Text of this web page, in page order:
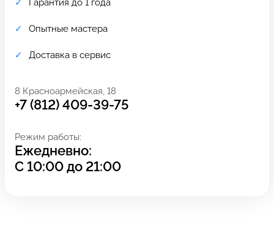
Гарантия до 1 года
Опытные мастера
Доставка в сервис
8 Красноармейская, 18
+7 (812) 409-39-75
Режим работы:
Ежедневно:
С10:00до 21:00
Задать вопрос
*бесплатно
Оставьте свой
отзыв